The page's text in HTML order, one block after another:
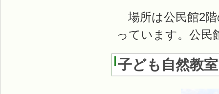
場所は公民館2階
っています。公民
子ども自然教